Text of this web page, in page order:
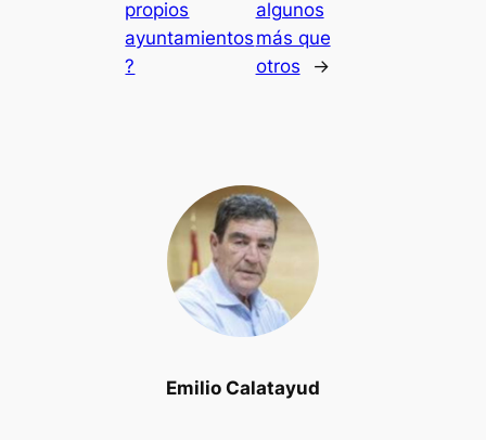
Emilio Calatayud
propios
ayuntamientos
?
algunos
más que
otros
→